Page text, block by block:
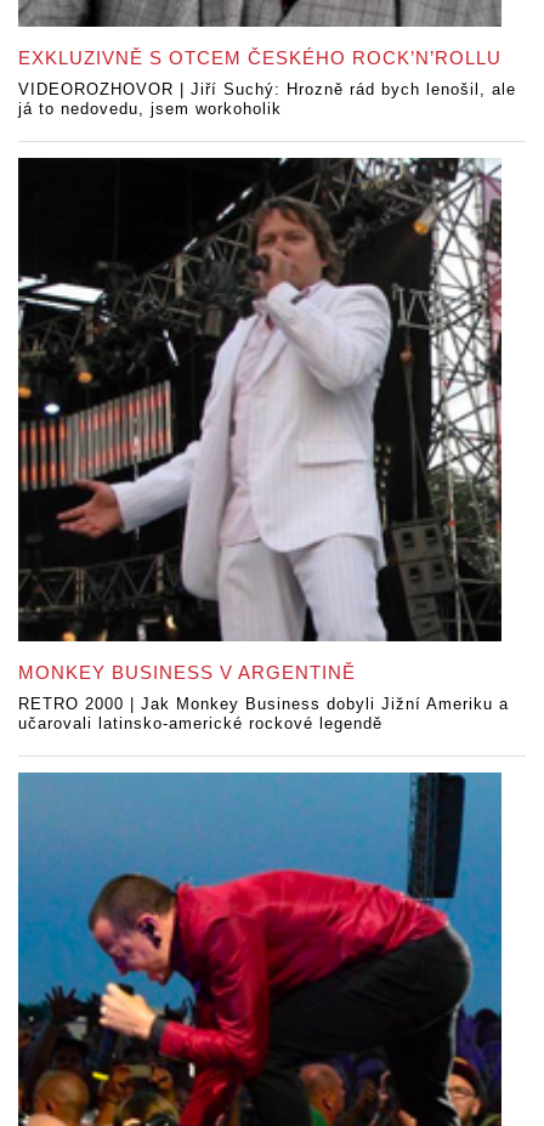
EXKLUZIVNĚ S OTCEM ČESKÉHO ROCK’N’ROLLU
VIDEOROZHOVOR | Jiří Suchý: Hrozně rád bych lenošil, ale
já to nedovedu, jsem workoholik
MONKEY BUSINESS V ARGENTINĚ
RETRO 2000 | Jak Monkey Business dobyli Jižní Ameriku a
učarovali latinsko-americké rockové legendě